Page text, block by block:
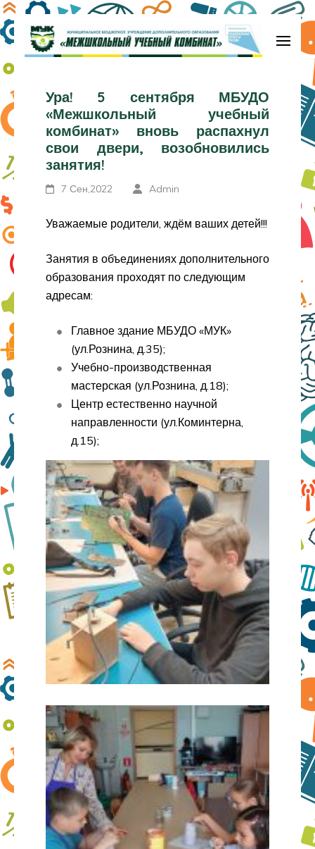
Перейти
к
содержимому
Enter)комбинат»
Ура! 5 сентября МБУДО
«Межшкольный учебный
комбинат» вновь распахнул
свои двери, возобновились
занятия!
7 Сен,2022 Admin
Уважаемые родители, ждём ваших детей!!!
Занятия в объединениях дополнительного
образования проходят по следующим
адресам:
Главное здание МБУДО «МУК»
(ул.Рознина, д.35);
Учебно-производственная
мастерская (ул.Рознина, д.18);
Центр естественно научной
направленности (ул.Коминтерна,
д.15);